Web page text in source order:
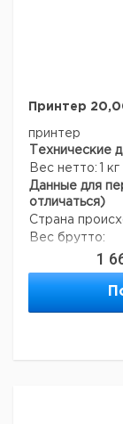
Принтер
принтер
Технические
Вес нетто:
1 кг
Данные для
отличаться)
Страна
Вес брутто:
1